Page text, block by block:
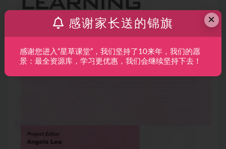
×
感谢家长送的锦旗
感谢您进入“星草课堂”，我们坚持了10来年，我们的愿
景：最全资源库，学习更优惠，我们会继续坚持下去！